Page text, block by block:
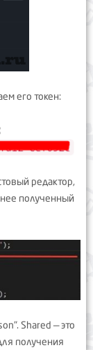
его токен:
редактор,
полученный
Shared — это
получения